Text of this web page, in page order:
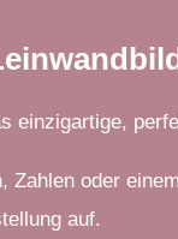
einzigartige,
Zahlen oder
auf.